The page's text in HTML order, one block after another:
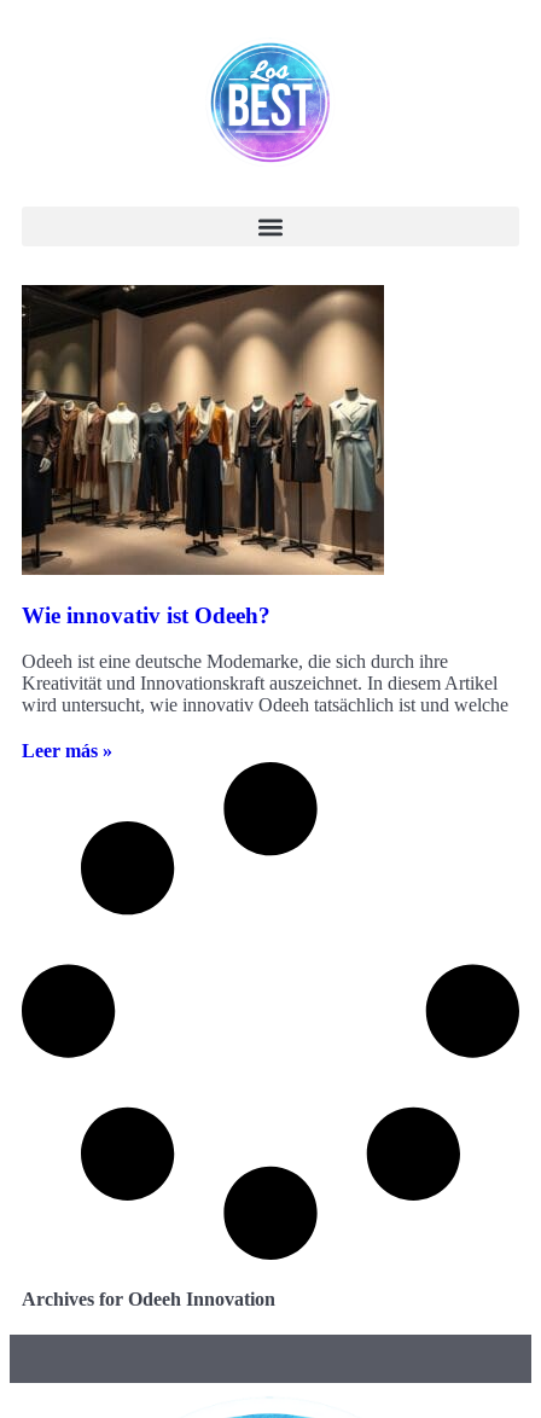
Wie innovativ ist Odeeh?
Odeeh ist eine deutsche Modemarke, die sich durch ihre
Kreativität und Innovationskraft auszeichnet. In diesem Artikel
wird untersucht, wie innovativ Odeeh tatsächlich ist und welche
Leer más »
Archives for Odeeh Innovation